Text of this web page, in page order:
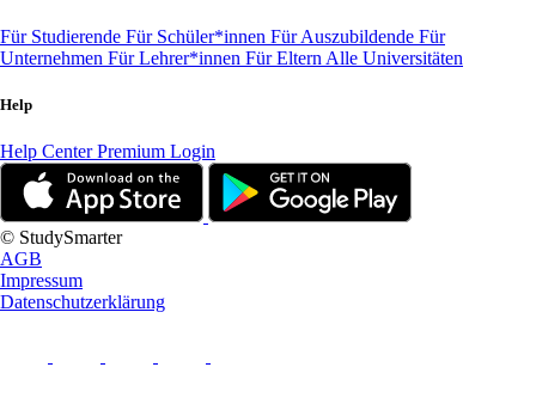
Für Studierende Für Schüler*innen Für Auszubildende Für
Unternehmen Für Lehrer*innen Für Eltern Alle Universitäten
Help
Help CenterPremium Login
© StudySmarter
AGB
Impressum
Datenschutzerklärung